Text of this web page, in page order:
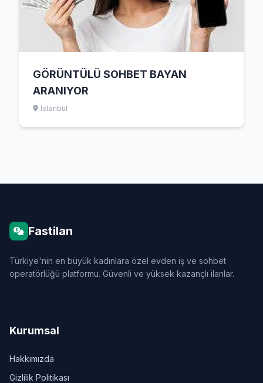
GÖRÜNTÜLÜ SOHBET BAYAN
ARANIYOR
Istanbul
Fastilan
Türkiye'nin en büyük kadınlara özel evden iş ve sohbet
operatörlüğü platformu. Güvenli ve yüksek kazançlı ilanlar.
Kurumsal
Hakkımızda
Gizlilik Politikası